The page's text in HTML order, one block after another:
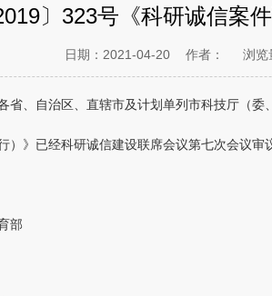
〕323号《科研诚信案
日期：2021-04-20 作者： 浏览
省、自治区、直辖市及计划单列市科技厅（委
）》已经科研诚信建设联席会议第七次会议审
部